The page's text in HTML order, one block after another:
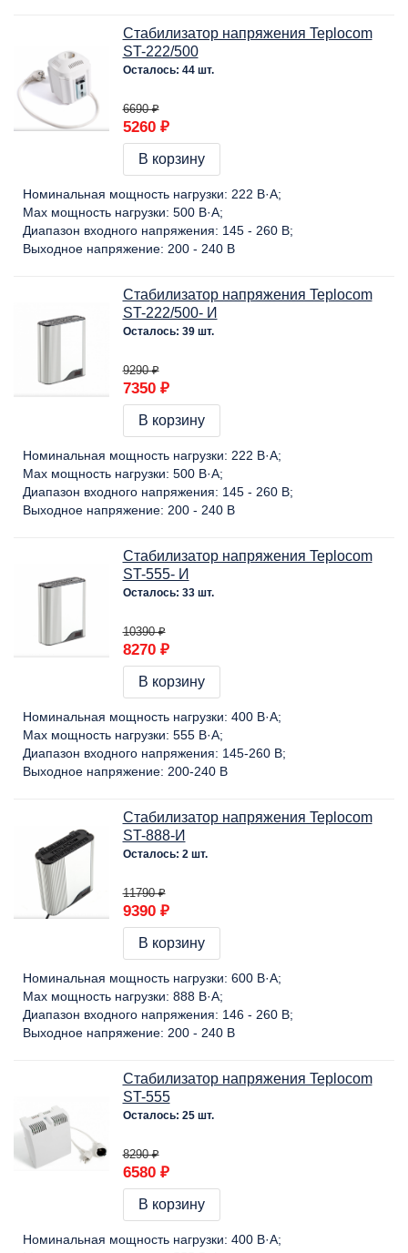
Стабилизатор напряжения Teplocom
ST-222/500
Осталось: 44 шт.
6690 ₽
5260 ₽
В корзину
Номинальная мощность нагрузки: 222 В·А
Max мощность нагрузки: 500 В·А
Диапазон входного напряжения: 145 - 260 В
Выходное напряжение: 200 - 240 В
Стабилизатор напряжения Teplocom
ST-222/500- И
Осталось: 39 шт.
9290 ₽
7350 ₽
В корзину
Номинальная мощность нагрузки: 222 В·А
Max мощность нагрузки: 500 В·А
Диапазон входного напряжения: 145 - 260 В
Выходное напряжение: 200 - 240 В
Стабилизатор напряжения Teplocom
ST-555- И
Осталось: 33 шт.
10390 ₽
8270 ₽
В корзину
Номинальная мощность нагрузки: 400 В·А
Max мощность нагрузки: 555 В·А
Диапазон входного напряжения: 145-260 В
Выходное напряжение: 200-240 В
Стабилизатор напряжения Teplocom
ST-888-И
Осталось: 2 шт.
11790 ₽
9390 ₽
В корзину
Номинальная мощность нагрузки: 600 В·А
Max мощность нагрузки: 888 В·А
Диапазон входного напряжения: 146 - 260 В
Выходное напряжение: 200 - 240 В
Стабилизатор напряжения Teplocom
ST-555
Осталось: 25 шт.
8290 ₽
6580 ₽
В корзину
Номинальная мощность нагрузки: 400 В·А